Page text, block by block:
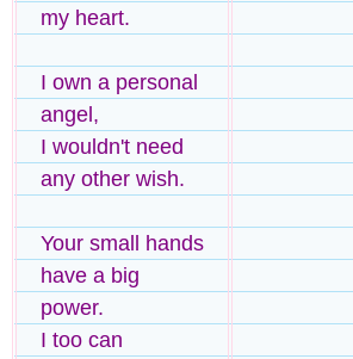
my heart.
I own a personal
angel,
I wouldn't need
any other wish.
Your small hands
have a big
power.
I too can